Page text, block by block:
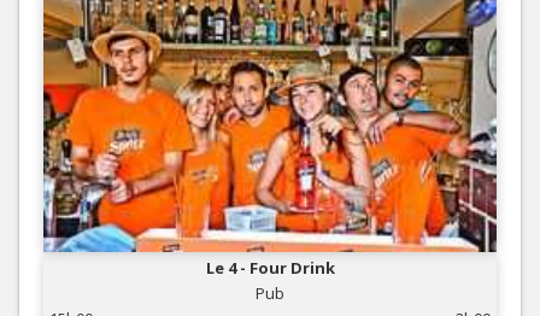
Le 4 - Four Drink
Pub